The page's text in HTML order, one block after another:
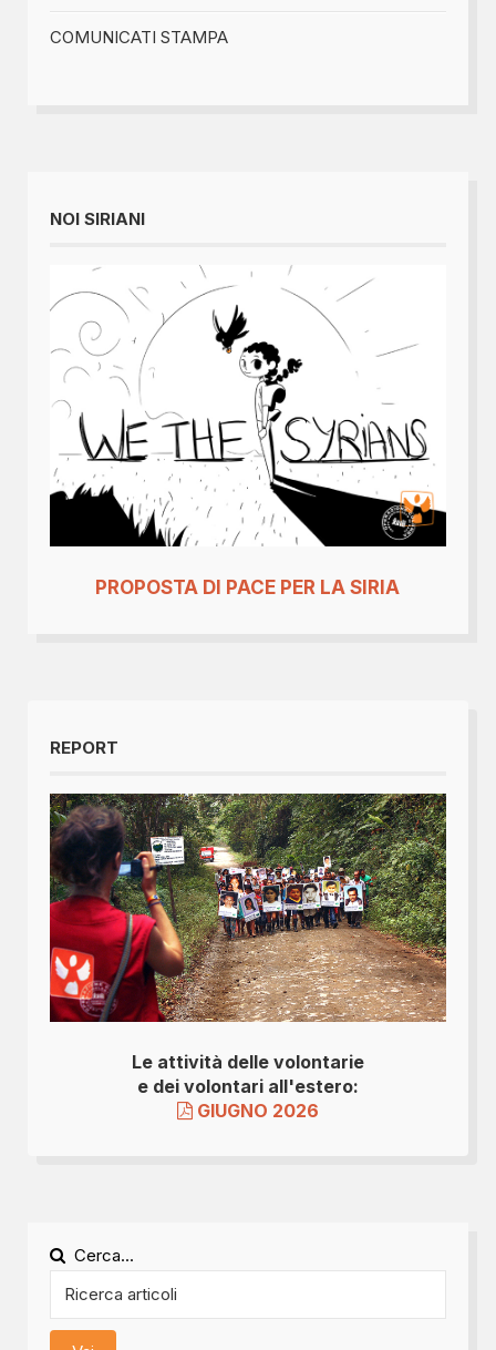
COMUNICATI STAMPA
NOI SIRIANI
PROPOSTA DI PACE PER LA SIRIA
REPORT
Le attività delle volontarie
e dei volontari all'estero:
GIUGNO 2026
Cerca...